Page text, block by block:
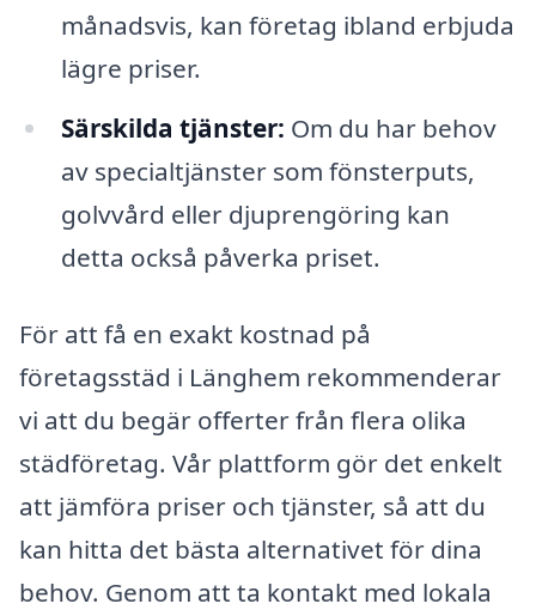
månadsvis, kan företag ibland erbjuda
lägre priser.
Särskilda tjänster: Om du har behov
av specialtjänster som fönsterputs,
golvvård eller djuprengöring kan
detta också påverka priset.
För att få en exakt kostnad på
företagsstäd i Länghem rekommenderar
vi att du begär offerter från flera olika
städföretag. Vår plattform gör det enkelt
att jämföra priser och tjänster, så att du
kan hitta det bästa alternativet för dina
behov. Genom att ta kontakt med lokala